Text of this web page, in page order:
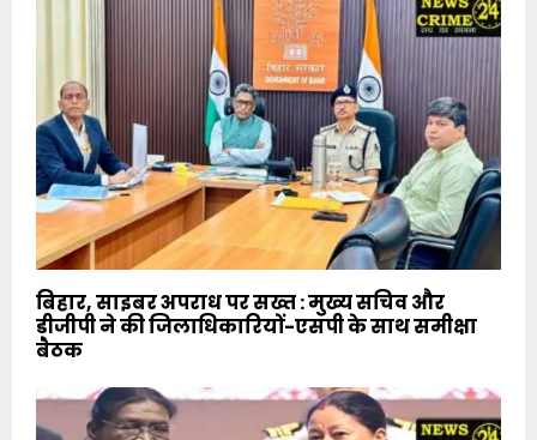
बिहार, साइबर अपराध पर सख्त : मुख्य सचिव और
डीजीपी ने की जिलाधिकारियों-एसपी के साथ समीक्षा
बैठक